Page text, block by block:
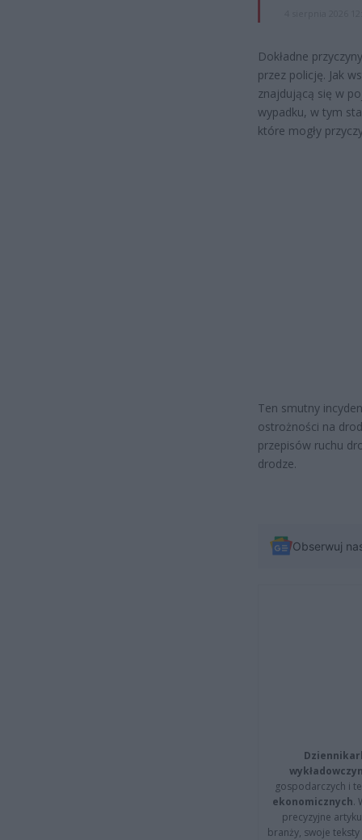
Dokładne
przez policję. Jak
znajdującą się w
wypadku, w tym
które mogły
Ten smutny
ostrożności na
przepisów ruchu
drodze.
Obserwuj
gospodarczych i
ekonomicznych.
precyzyjne
branży, swoje